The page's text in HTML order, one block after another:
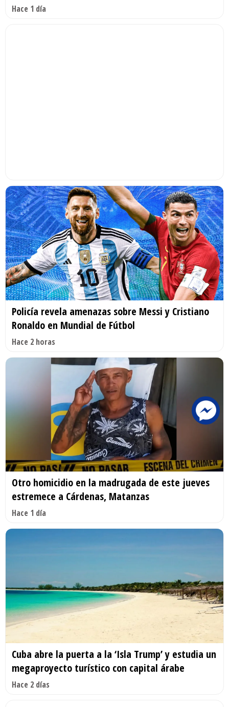
Hace 1 día
Policía revela amenazas sobre Messi y Cristiano
Ronaldo en Mundial de Fútbol
Hace 2 horas
Otro homicidio en la madrugada de este jueves
estremece a Cárdenas, Matanzas
Hace 1 día
Cuba abre la puerta a la ‘Isla Trump’ y estudia un
megaproyecto turístico con capital árabe
Hace 2 días